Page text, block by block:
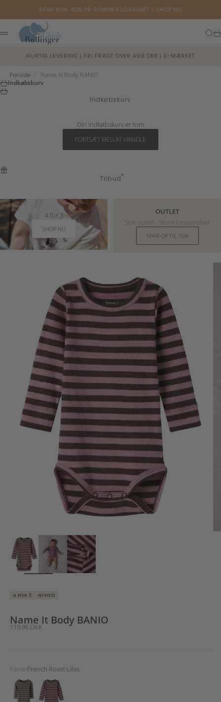
SPAR MIN. 40% PÅ SOMMERUDSALGET | SHOP NU
Glade Rollinger
Menu
Søg
HURTIG LEVERING | FRI FRAGT OVER 499 DKK | E-MÆRKET
Forside
Name It Body BANIO
Indkøbskurv
Indkøbskurv
Din indkøbskurv er tom
FORTSÆT MED AT HANDLE
Tilbud
4 for 3
SHOP NU
OUTLET
Stor outlet - Store besparelser
SPAR OP TIL 70%
ZOOM
4 FOR 3 NYHED
Name It Body BANIO
Salgspris
119,95 DKK
Farve:French Roast Lilas